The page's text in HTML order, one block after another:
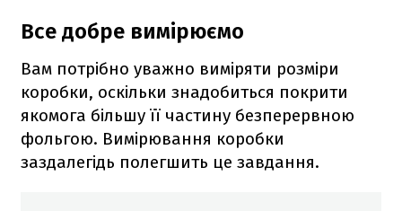
Все добре вимірюємо
Вам потрібно уважно виміряти розміри
коробки, оскільки знадобиться покрити
якомога більшу її частину безперервною
фольгою. Вимірювання коробки
заздалегідь полегшить це завдання.